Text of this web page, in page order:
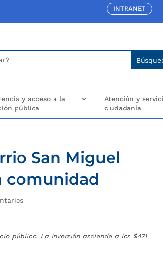
INTRANET
y acceso a la
pública
Atención y
ciudadanía
San Miguel
comunidad
público. La inversión asciende a los $471